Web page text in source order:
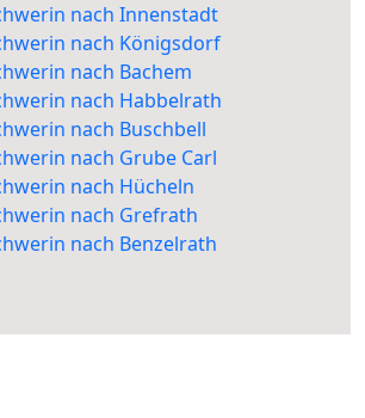
nach Innenstadt
nach Königsdorf
nach Bachem
nach Habbelrath
nach Buschbell
nach Grube Carl
nach Hücheln
nach Grefrath
nach Benzelrath